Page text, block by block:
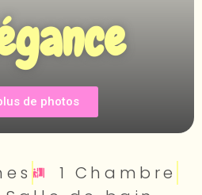
de photos
1 Chambre